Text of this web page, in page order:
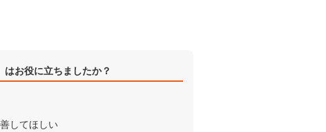
お役に立ちましたか？
してほしい